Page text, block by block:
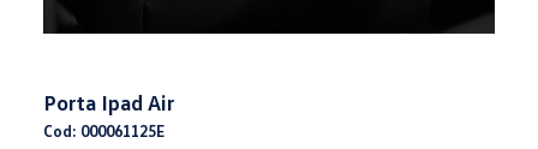
Porta Ipad Air
Cod: 000061125E